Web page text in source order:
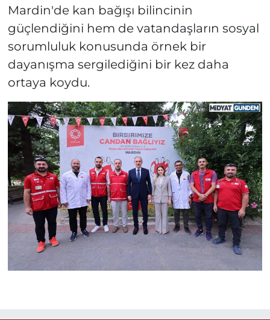
Mardin'de kan bağışı bilincinin
güçlendiğini hem de vatandaşların sosyal
sorumluluk konusunda örnek bir
dayanışma sergilediğini bir kez daha
ortaya koydu.